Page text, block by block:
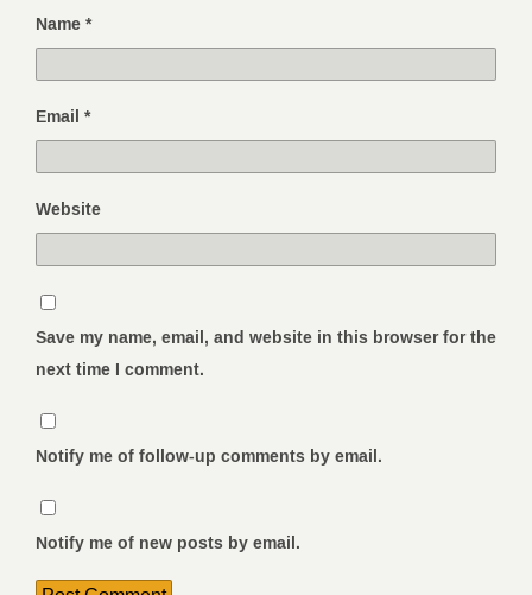
Name*
Email*
Website
Save my name, email, and website in this browser for the
next time I comment.
Notify me of follow-up comments by email.
Notify me of new posts by email.